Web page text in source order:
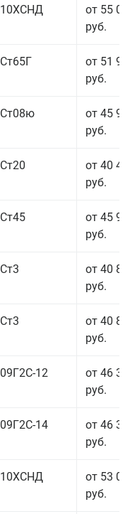
10ХСНД
от 55
руб.
Ст65Г
от 51
руб.
Ст08ю
от 45
руб.
Ст20
от 40
руб.
Ст45
от 45
руб.
Ст3
от 40
руб.
Ст3
от 40
руб.
09Г2С-12
от 46
руб.
09Г2С-14
от 46
руб.
10ХСНД
от 53
руб.